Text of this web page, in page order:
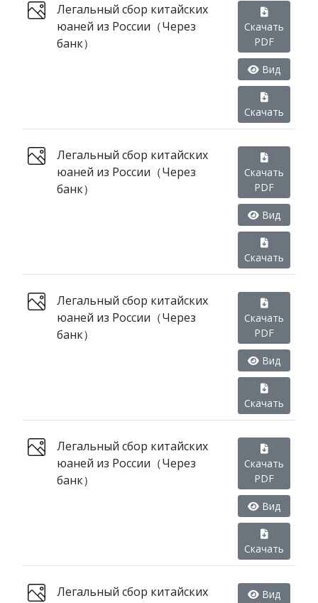
Легальный сбор китайских
юаней из России（Через
банк）
Скачать
PDF
Вид
Скачать
Легальный сбор китайских
юаней из России（Через
банк）
Скачать
PDF
Вид
Скачать
Легальный сбор китайских
юаней из России（Через
банк）
Скачать
PDF
Вид
Скачать
Легальный сбор китайских
юаней из России（Через
банк）
Скачать
PDF
Вид
Скачать
Легальный сбор китайских
Вид